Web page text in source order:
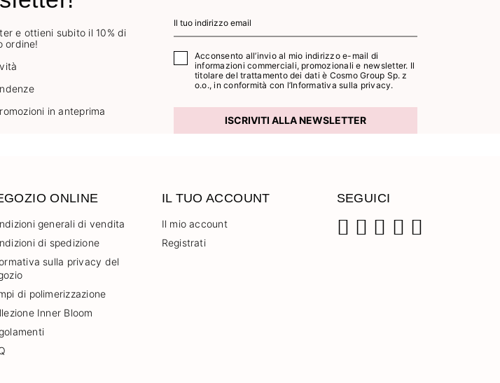
e ottieni subito il 10% di
ordine!
in anteprima
Acconsento all’invio al mio indirizzo e-mail di
informazioni commerciali, promozionali e newsletter. Il
titolare del trattamento dei dati è Cosmo Group Sp. z
o.o., in conformità con l’Informativa sulla privacy.
ISCRIVITI ALLA NEWSLETTER
ONLINE
generali di vendita
di spedizione
sulla privacy del
di polimerizzazione
Inner Bloom
IL TUO ACCOUNT
Il mio account
Registrati
SEGUICI